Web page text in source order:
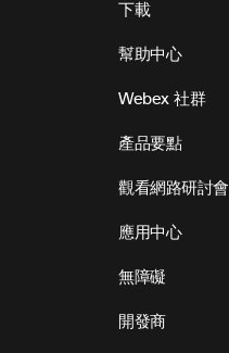
下載
幫助中心
Webex 社群
產品要點
觀看網路研討會
應用中心
無障礙
開發商